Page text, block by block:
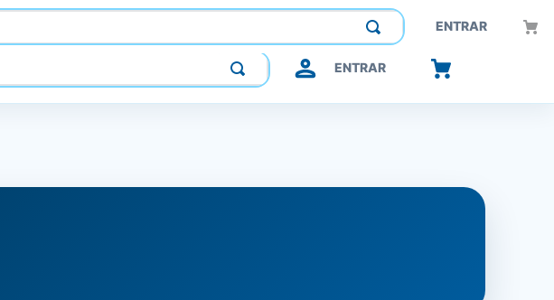
ENTRAR
Construindo confiança, inovando o futuro.
ENTRAR